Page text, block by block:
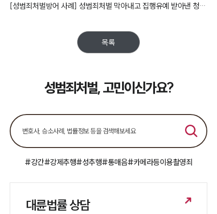
[성범죄처벌방어 사례] 성범죄처벌 막아내고 집행유예 받아낸 청주성범죄변호사
목록
성범죄처벌, 고민이신가요?
#강간#강제추행#성추행#통매음#카메라등이용촬영죄
대륜법률 상담